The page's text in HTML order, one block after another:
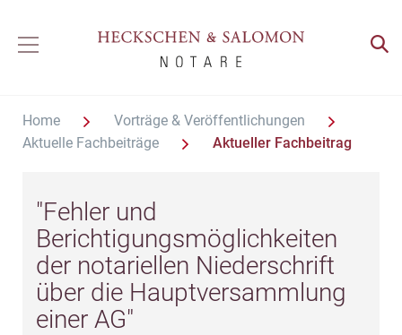
Home
Vorträge & Veröffentlichungen
Aktuelle Fachbeiträge
Aktueller Fachbeitrag
"Fehler und
Berichtigungsmöglichkeiten
der notariellen Niederschrift
über die Hauptversammlung
einer AG"